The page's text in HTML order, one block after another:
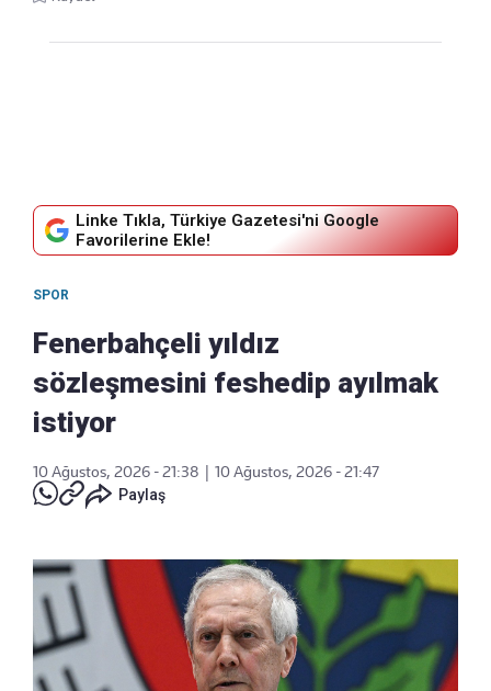
Linke Tıkla, Türkiye Gazetesi'ni Google
Favorilerine Ekle!
SPOR
Fenerbahçeli yıldız
sözleşmesini feshedip ayılmak
istiyor
10 Ağustos, 2026 - 21:38
10 Ağustos, 2026 - 21:47
Paylaş